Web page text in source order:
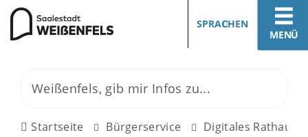
MENÜ
SPRACHEN
Startseite Bürgerservice Digitales Rathaus